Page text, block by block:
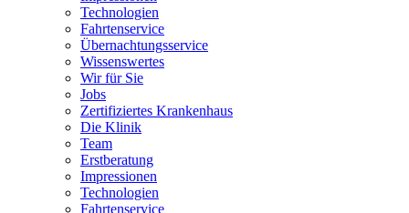
Technologien
Fahrtenservice
Übernachtungsservice
Wissenswertes
Wir für Sie
Jobs
Zertifiziertes Krankenhaus
Die Klinik
Team
Erstberatung
Impressionen
Technologien
Fahrtenservice